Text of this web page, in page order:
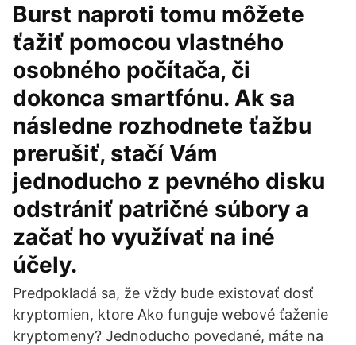
Burst naproti tomu môžete
ťažiť pomocou vlastného
osobného počítača, či
dokonca smartfónu. Ak sa
následne rozhodnete ťažbu
prerušiť, stačí Vám
jednoducho z pevného disku
odstrániť patričné súbory a
začať ho využívať na iné
účely.
Predpokladá sa, že vždy bude existovať dosť
kryptomien, ktore Ako funguje webové ťaženie
kryptomeny? Jednoducho povedané, máte na